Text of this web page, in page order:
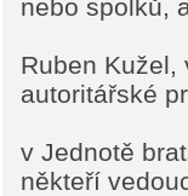
nebo spolků,
Ruben Kužel,
autoritářské
v Jednotě
někteří